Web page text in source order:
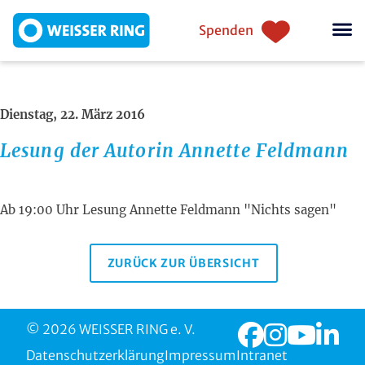
Spenden
Dienstag, 22. März 2016
Lesung der Autorin Annette Feldmann
Ab 19:00 Uhr Lesung Annette Feldmann "Nichts sagen"
ZURÜCK ZUR ÜBERSICHT
© 2026 WEISSER RING e. V.
DatenschutzerklärungImpressumIntranet